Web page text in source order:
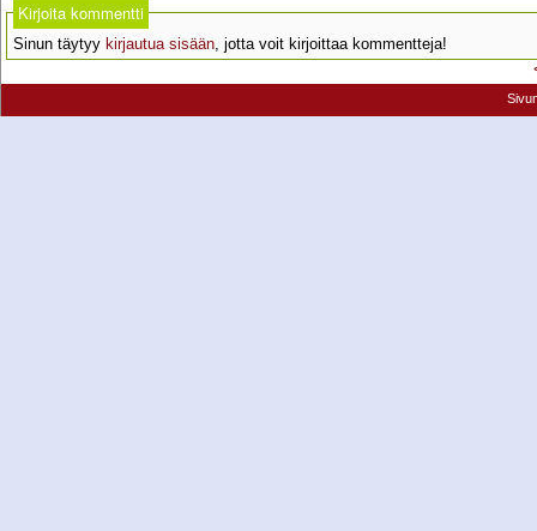
Kirjoita kommentti
Sinun täytyy kirjautua sisään, jotta voit kirjoittaa kommentteja!